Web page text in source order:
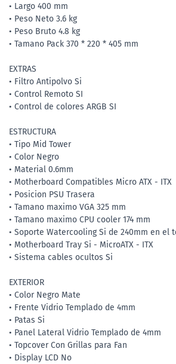
• Largo 400 mm
• Peso Neto 3.6 kg
• Peso Bruto 4.8 kg
• Tamano Pack 370 * 220 * 405 mm
EXTRAS
• Filtro Antipolvo Si
• Control Remoto SI
• Control de colores ARGB SI
ESTRUCTURA
• Tipo Mid Tower
• Color Negro
• Material 0.6mm
• Motherboard Compatibles Micro ATX - ITX
• Posicion PSU Trasera
• Tamano maximo VGA 325 mm
• Tamano maximo CPU cooler 174 mm
• Soporte Watercooling Si de 240mm en el
• Motherboard Tray Si - MicroATX - ITX
• Sistema cables ocultos Si
EXTERIOR
• Color Negro Mate
• Frente Vidrio Templado de 4mm
• Patas Si
• Panel Lateral Vidrio Templado de 4mm
• Topcover Con Grillas para Fan
• Display LCD No